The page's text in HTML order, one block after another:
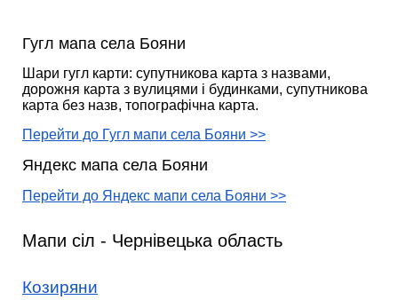
Гугл мапа села Бояни
Шари гугл карти: супутникова карта з назвами,
дорожня карта з вулицями і будинками, супутникова
карта без назв, топографічна карта.
Перейти до Гугл мапи села Бояни >>
Яндекс мапа села Бояни
Перейти до Яндекс мапи села Бояни >>
Мапи сіл - Чернівецька область
Козиряни